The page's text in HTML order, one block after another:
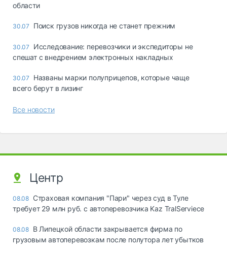
области
30.07 Поиск грузов никогда не станет прежним
30.07
Исследование: перевозчики и экспедиторы не
спешат с внедрением электронных накладных
30.07
Названы марки полуприцепов, которые чаще
всего берут в лизинг
Все новости
Центр
08.08 Страховая компания "Пари" через суд в Туле
требует 29 млн руб. с автоперевозчика Kaz TralServiece
08.08 В Липецкой области закрывается фирма по
грузовым автоперевозкам после полутора лет убытков